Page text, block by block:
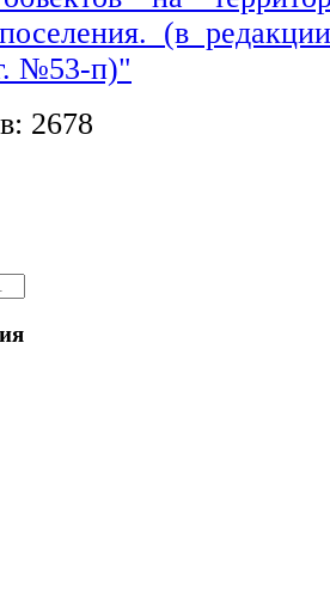
(в
№53-п)"
2678